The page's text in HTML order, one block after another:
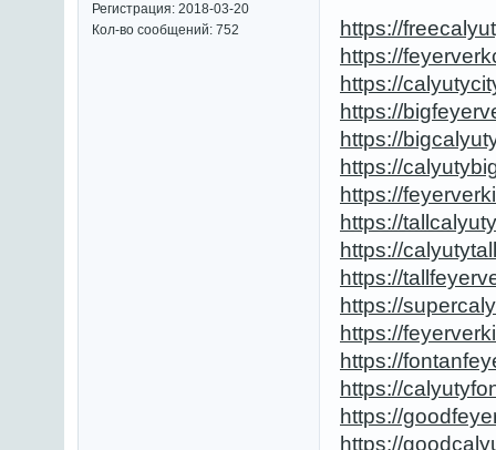
Регистрация: 2018-03-20
Кол-во сообщений: 752
https://
https://
https://
https://
https://
https://
https://
https://
https://
https://
https://
https://
https://
https://
https://
https://